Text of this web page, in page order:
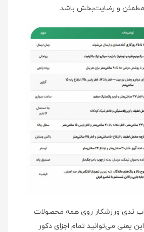
مطمئن و رضایت‌بخش باشد.
تدی ورزشکار روی همه محصولات
یعنی می‌توانید تمام اجزای دکور